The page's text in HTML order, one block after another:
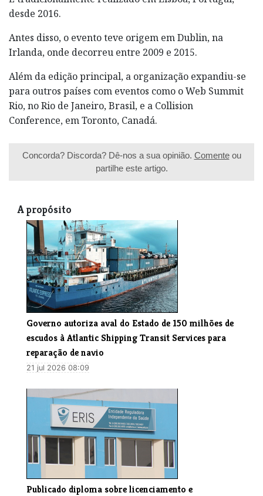
desde 2016.
Antes disso, o evento teve origem em Dublin, na
Irlanda, onde decorreu entre 2009 e 2015.
Além da edição principal, a organização expandiu-se
para outros países com eventos como o Web Summit
Rio, no Rio de Janeiro, Brasil, e a Collision
Conference, em Toronto, Canadá.
Concorda? Discorda? Dê-nos a sua opinião. Comenteou
partilhe este artigo.
A propósito
Governo autoriza aval do Estado de 150 milhões de
escudos à Atlantic Shipping Transit Services para
reparação de navio
21 jul 2026 08:09
Publicado diploma sobre licenciamento e